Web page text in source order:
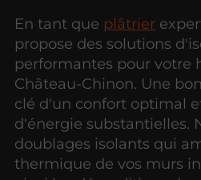
En tant que plâtrier
propose des solutions
performantes pour votre
Château-Chinon. Une
clé d'un confort optimal
d'énergie substantielles.
doublages isolants qui
thermique de vos murs